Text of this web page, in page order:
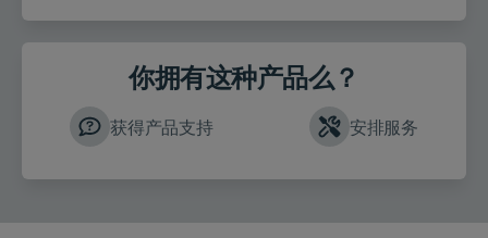
你拥有这种产品么？
获得产品支持 安排服务